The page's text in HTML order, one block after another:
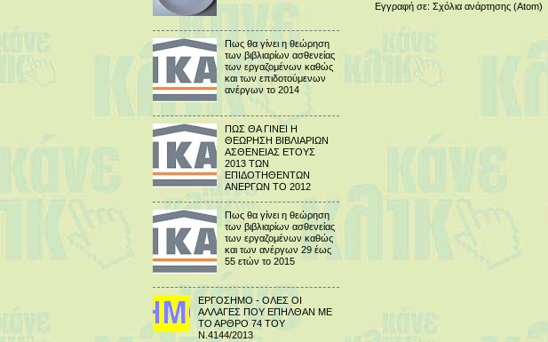
Εγγραφή σε: Σχόλια ανάρτησης (Atom)
Πως θα γίνει η θεώρηση
των βιβλιαρίων ασθενείας
των εργαζομένων καθώς
και των επιδοτούμενων
ανέργων το 2014
ΠΩΣ ΘΑ ΓΙΝΕΙ Η
ΘΕΩΡΗΣΗ ΒΙΒΛΙΑΡΙΩΝ
ΑΣΘΕΝΕΙΑΣ ΕΤΟΥΣ
2013 ΤΩΝ
ΕΠΙΔΟΤΗΘΕΝΤΩΝ
ΑΝΕΡΓΩΝ ΤΟ 2012
Πως θα γίνει η θεώρηση
των βιβλιαρίων ασθενείας
των εργαζομένων καθώς
και των ανέργων 29 έως
55 ετών το 2015
ΕΡΓΟΣΗΜΟ - ΟΛΕΣ ΟΙ
ΑΛΛΑΓΕΣ ΠΟΥ ΕΠΗΛΘΑΝ ΜΕ
ΤΟ ΑΡΘΡΟ 74 ΤΟΥ
Ν.4144/2013